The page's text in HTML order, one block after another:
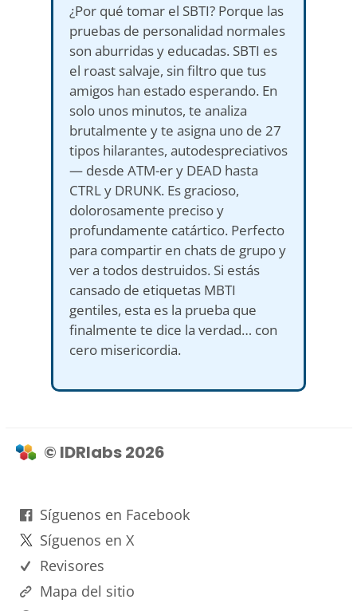
¿Por qué tomar el SBTI? Porque las
pruebas de personalidad normales
son aburridas y educadas. SBTI es
el roast salvaje, sin filtro que tus
amigos han estado esperando. En
solo unos minutos, te analiza
brutalmente y te asigna uno de 27
tipos hilarantes, autodespreciativos
— desde ATM-er y DEAD hasta
CTRL y DRUNK. Es gracioso,
dolorosamente preciso y
profundamente catártico. Perfecto
para compartir en chats de grupo y
ver a todos destruidos. Si estás
cansado de etiquetas MBTI
gentiles, esta es la prueba que
finalmente te dice la verdad… con
cero misericordia.
© IDRlabs 2026
Síguenos en Facebook
Síguenos en X
Revisores
Mapa del sitio